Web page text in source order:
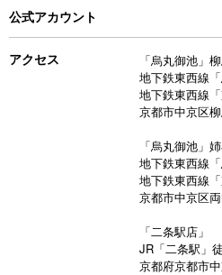
公式アカウント
アクセス
「烏丸御池」
地下鉄東西線
地下鉄東西線
京都市中京区
「烏丸御池」
地下鉄東西線
地下鉄東西線
京都市中京区
「二条駅店」
JR「二条駅」
京都府京都市